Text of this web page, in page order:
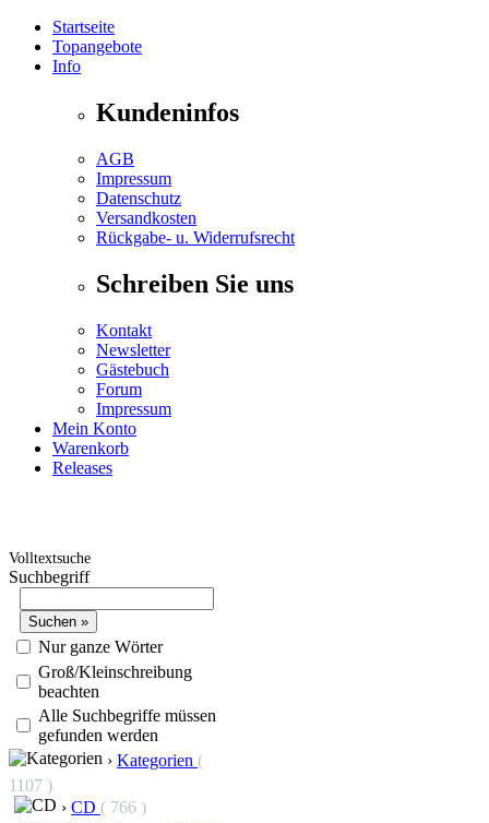
Startseite
Topangebote
Info
Kundeninfos
AGB
Impressum
Datenschutz
Versandkosten
Rückgabe- u. Widerrufsrecht
Schreiben Sie uns
Kontakt
Newsletter
Gästebuch
Forum
Impressum
Mein Konto
Warenkorb
Releases
Volltextsuche
Suchbegriff
Nur ganze Wörter
Groß/Kleinschreibung
beachten
Alle Suchbegriffe müssen
gefunden werden
› Kategorien (
1107 )
› CD ( 766 )